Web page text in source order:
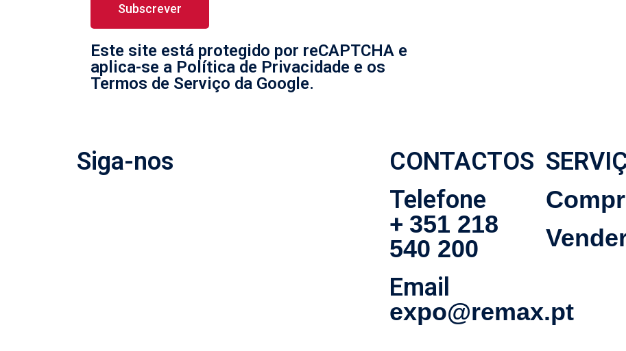
Subscrever
Este site está protegido por reCAPTCHA e
aplica-se a Política de Privacidade e os
Termos de Serviço da Google.
Siga-nos
CONTACTOS
Telefone
+ 351 218
540 200
Email
expo@remax.pt